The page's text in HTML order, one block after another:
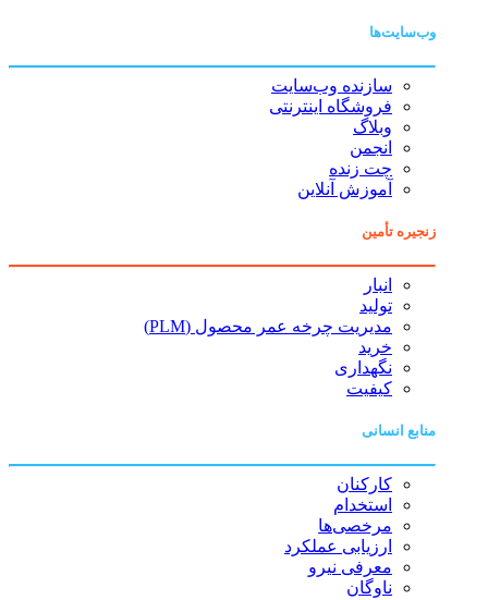
وب‌سایت‌ها
سازنده وب‌سایت
فروشگاه اینترنتی
وبلاگ
انجمن
چت زنده
آموزش آنلاین
زنجیره تأمین
انبار
تولید
مدیریت چرخه عمر محصول (PLM)
خرید
نگهداری
کیفیت
منابع انسانی
کارکنان
استخدام
مرخصی‌ها
ارزیابی عملکرد
معرفی نیرو
ناوگان